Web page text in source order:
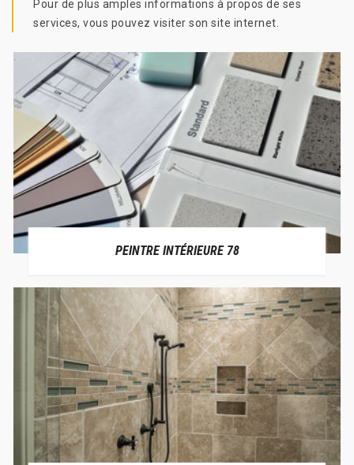
Pour de plus amples informations à propos de ses
services, vous pouvez visiter son site internet.
PEINTRE INTÉRIEURE 78